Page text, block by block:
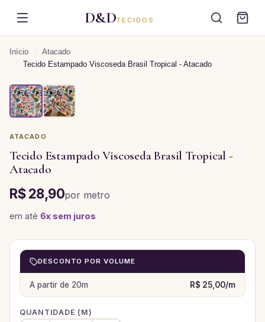
D&DTECIDOS
Início / Atacado
/ Tecido Estampado Viscoseda Brasil Tropical - Atacado
ATACADO
Tecido Estampado Viscoseda Brasil Tropical -
Atacado
R$ 28,90por metro
em até 6x sem juros
DESCONTO POR VOLUME
A partir de 20m R$ 25,00/m
QUANTIDADE ( M)